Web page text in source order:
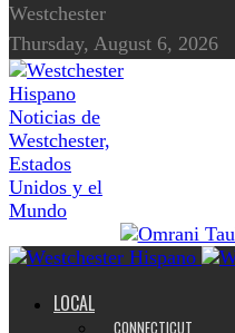
Westchester
Thursday, August 6, 2026
Noticias de
Westchester,
Estados
Unidos y el
Mundo
LOCAL
CONNECTICUT